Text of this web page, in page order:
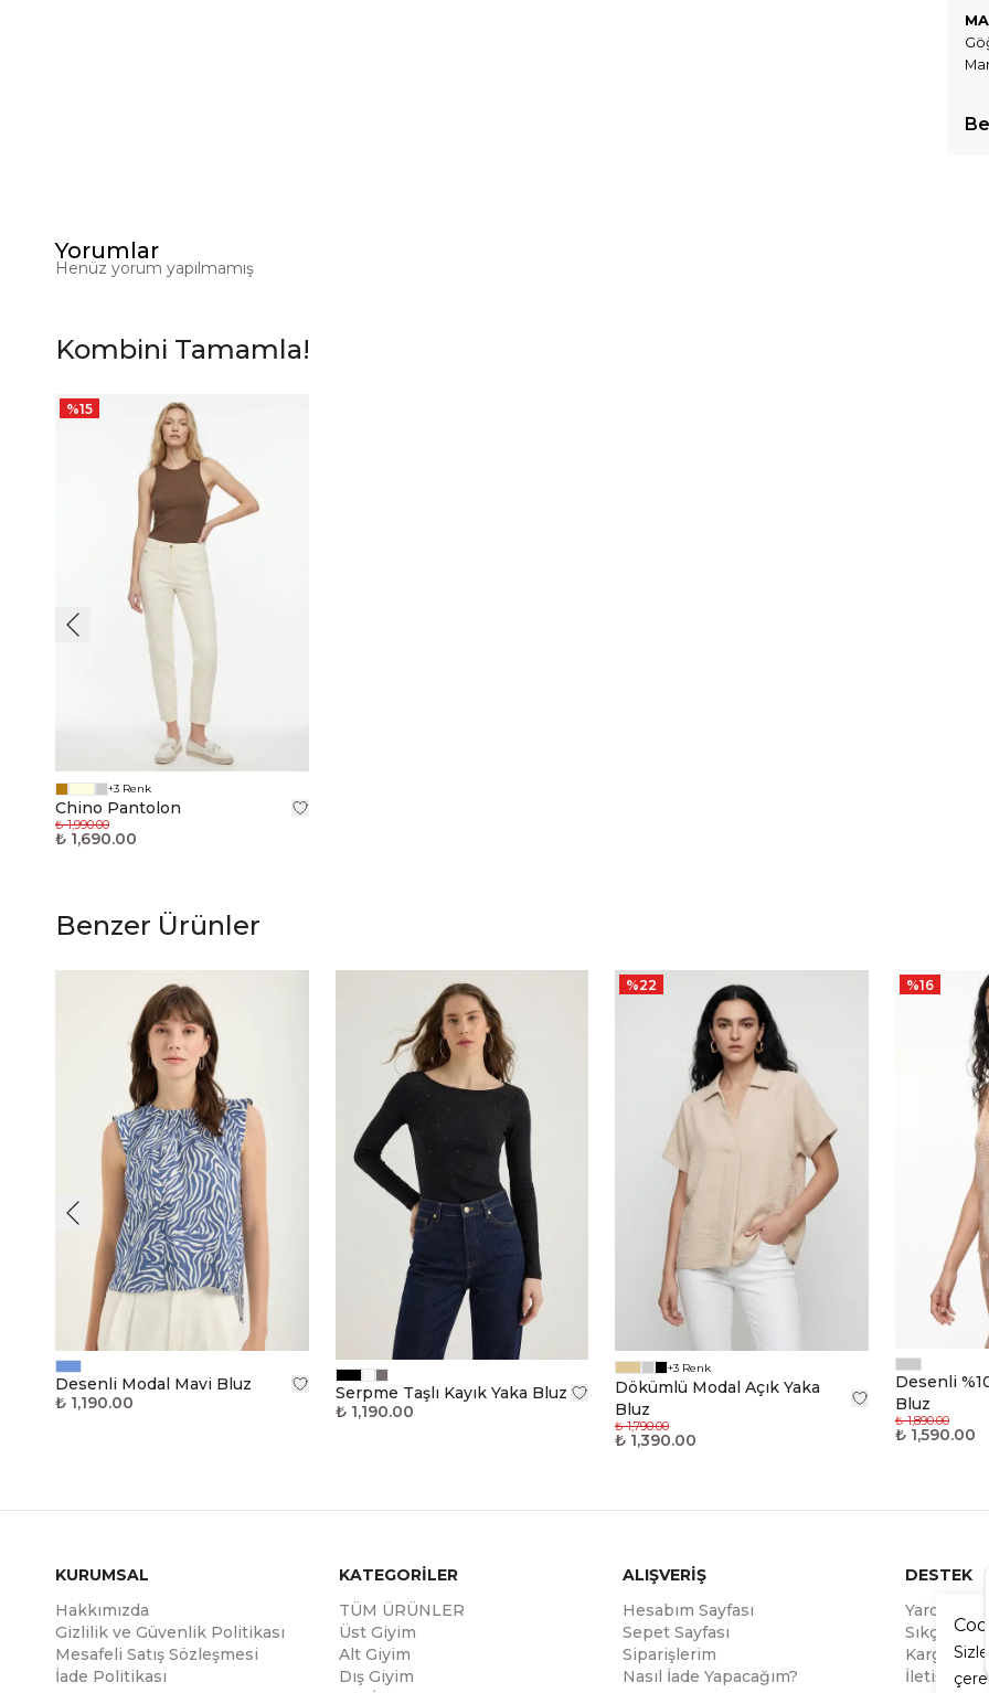
Yorumlar
Henüz yorum yapılmamış
Kombini Tamamla!
%15
+3 Renk
Chino Pantolon
₺ 1,990.00
₺ 1,690.00
Benzer Ürünler
Desenli Modal Mavi Bluz
₺ 1,190.00
Serpme Taşlı Kayık Yaka Bluz
₺ 1,190.00
%22
+3 Renk
Dökümlü Modal Açık Yaka
Bluz
₺ 1,790.00
₺ 1,390.00
%16
Desenli
Bluz
₺ 1,890.00
₺ 1,590.00
KURUMSAL
Hakkımızda
Gizlilik ve Güvenlik Politikası
Mesafeli Satış Sözleşmesi
İade Politikası
KATEGORİLER
TÜM ÜRÜNLER
Üst Giyim
Alt Giyim
Dış Giyim
ALIŞVERİŞ
Hesabım Sayfası
Sepet Sayfası
Siparişlerim
Nasıl İade Yapacağım?
DESTEK
Yardım
Sıkça
Kargo
İletişim